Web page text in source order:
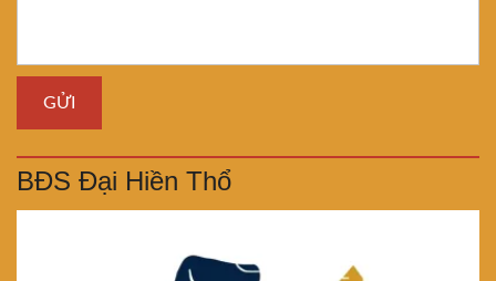
BĐS Đại Hiền Thổ